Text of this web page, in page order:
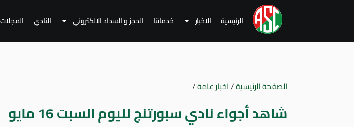
الرئيسية الاخبار خدماتنا الحجز و السداد الالكتروني النادي المجلات
الصفحة الرئيسية/اخبار عامة/
شاهد أجواء نادي سبورتنج لليوم السبت 16 مايو